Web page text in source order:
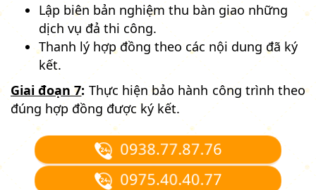
Lập biên bản nghiệm thu bàn giao những
dịch vụ đả thi công.
Thanh lý hợp đồng theo các nội dung đã ký
kết.
Giai đoạn 7: Thực hiện bảo hành công trình theo
đúng hợp đồng được ký kết.
0938.77.87.76
0975.40.40.77